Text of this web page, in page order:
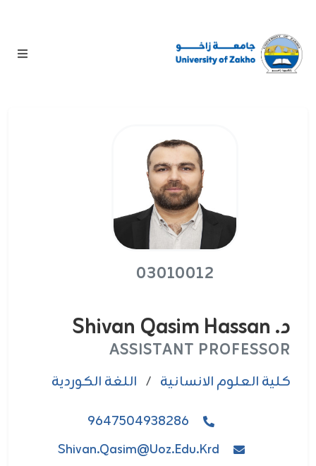
03010012
د. Shivan Qasim Hassan
ASSISTANT PROFESSOR
كلية العلوم الانسانية / اللغة الكوردية
9647504938286
Shivan.qasim@uoz.edu.krd